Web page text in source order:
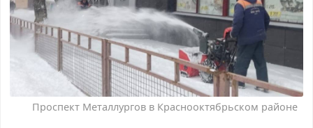
Проспект Металлургов в Краснооктябрьском районе